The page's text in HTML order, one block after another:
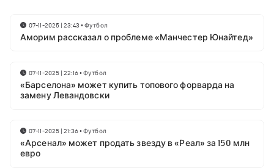
07-11-2025 | 23:43 •Футбол
Аморим рассказал о проблеме «Манчестер Юнайтед»
07-11-2025 | 22:16•Футбол
«Барселона» может купить топового форварда на
замену Левандовски
07-11-2025 | 21:36•Футбол
«Арсенал» может продать звезду в «Реал» за 150 млн
евро